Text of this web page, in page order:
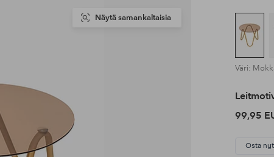
Näytä samankaltaisia
Väri:
99,95
Osta